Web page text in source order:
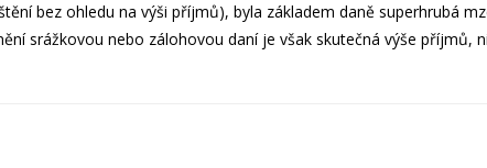
bez ohledu na výši příjmů), byla základem daně superhrubá
srážkovou nebo zálohovou daní je však skutečná výše příjmů,